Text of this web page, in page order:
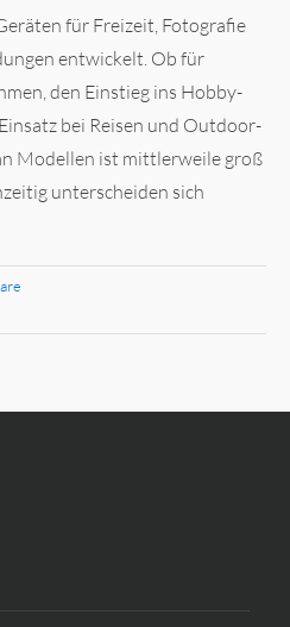
für Freizeit, Fotografie
entwickelt. Ob für
den Einstieg ins Hobby-
bei Reisen und Outdoor-
Modellen ist mittlerweile groß
unterscheiden sich